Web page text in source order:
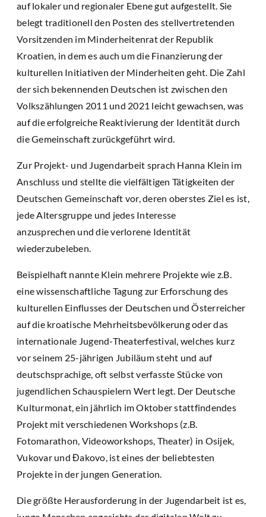
auf lokaler und regionaler Ebene gut aufgestellt. Sie
belegt traditionell den Posten des stellvertretenden
Vorsitzenden im Minderheitenrat der Republik
Kroatien, in dem es auch um die Finanzierung der
kulturellen Initiativen der Minderheiten geht. Die Zahl
der sich bekennenden Deutschen ist zwischen den
Volkszählungen 2011 und 2021 leicht gewachsen, was
auf die erfolgreiche Reaktivierung der Identität durch
die Gemeinschaft zurückgeführt wird.
Zur Projekt- und Jugendarbeit sprach Hanna Klein im
Anschluss und stellte die vielfältigen Tätigkeiten der
Deutschen Gemeinschaft vor, deren oberstes Ziel es ist,
jede Altersgruppe und jedes Interesse
anzusprechen und die verlorene Identität
wiederzubeleben.
Beispielhaft nannte Klein mehrere Projekte wie z.B.
eine wissenschaftliche Tagung zur Erforschung des
kulturellen Einflusses der Deutschen und Österreicher
auf die kroatische Mehrheitsbevölkerung oder das
internationale Jugend-Theaterfestival, welches kurz
vor seinem 25-jährigen Jubiläum steht und auf
deutschsprachige, oft selbst verfasste Stücke von
jugendlichen Schauspielern Wert legt. Der Deutsche
Kulturmonat, ein jährlich im Oktober stattfindendes
Projekt mit verschiedenen Workshops (z.B.
Fotomarathon, Videoworkshops, Theater) in Osijek,
Vukovar und Đakovo, ist eines der beliebtesten
Projekte in der jungen Generation.
Die größte Herausforderung in der Jugendarbeit ist es,